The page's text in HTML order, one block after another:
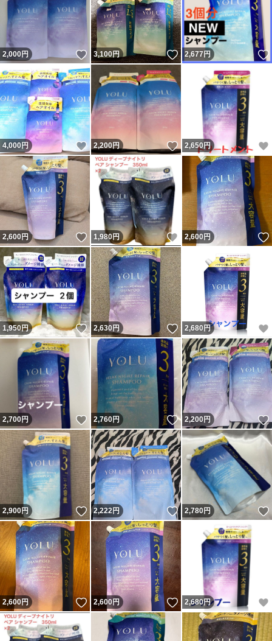
2,000円 いいね！
3,100円 いいね！
2,677円
4,000円 いいね！
2,200円 いいね！
2,650 円
2,600円 いいね！
1,980円 いいね！
2,600 円
1,950円 いいね！
2,630円 いいね！
2,680 円
2,700円 いいね！
2,760円 いいね！
2,200円
2,900円 いいね！
2,222円 いいね！
2,780円
2,600円 いいね！
2,600円 いいね！
2,680円